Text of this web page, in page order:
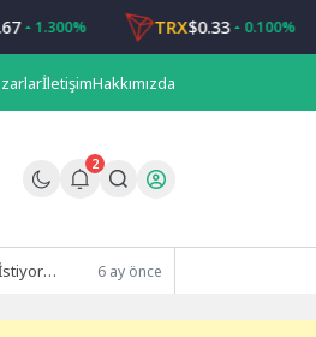
1.300% TRX$0.33 0.100%
İletişimHakkımızda
2
Fikirler 6 ay önce